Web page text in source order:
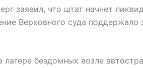
заявил, что штат начнет
Верховного суда поддержало
бездомных возле